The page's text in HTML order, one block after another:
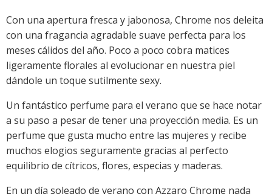
Con una apertura fresca y jabonosa, Chrome nos deleita
con una fragancia agradable suave perfecta para los
meses cálidos del año. Poco a poco cobra matices
ligeramente florales al evolucionar en nuestra piel
dándole un toque sutilmente sexy.
Un fantástico perfume para el verano que se hace notar
a su paso a pesar de tener una proyección media. Es un
perfume que gusta mucho entre las mujeres y recibe
muchos elogios seguramente gracias al perfecto
equilibrio de cítricos, flores, especias y maderas.
En un día soleado de verano con Azzaro Chrome nada